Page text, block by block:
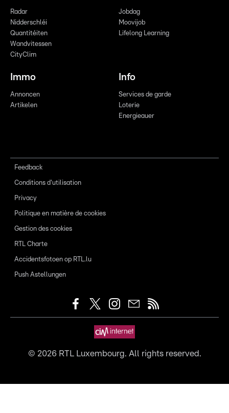
Radar
Nidderschléi
Quantitéiten
Wandvitessen
CityClim
Jobdag
Moovijob
Lifelong Learning
Immo
Annoncen
Artikelen
Info
Services de garde
Loterie
Energieauer
Feedback
Conditions d'utilisation
Privacy
Politique en matière de cookies
Gestion des cookies
RTL Charte
Accidentsfotoen op RTL.lu
Push Astellungen
© 2026RTL Luxembourg. All rights reserved.